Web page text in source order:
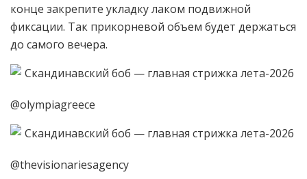
конце закрепите укладку лаком подвижной
фиксации. Так прикорневой объем будет держаться
до самого вечера.
@olympiagreece
@thevisionariesagency